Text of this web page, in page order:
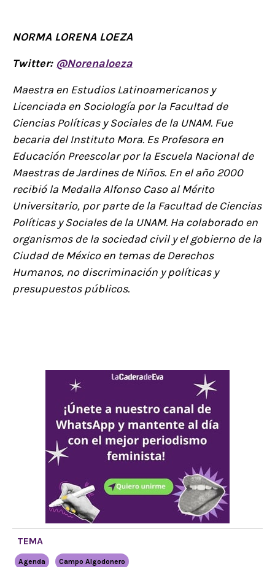
NORMA LORENA LOEZA
Twitter: @Norenaloeza
Maestra en Estudios Latinoamericanos y
Licenciada en Sociología por la Facultad de
Ciencias Políticas y Sociales de la UNAM. Fue
becaria del Instituto Mora. Es Profesora en
Educación Preescolar por la Escuela Nacional de
Maestras de Jardines de Niños. En el año 2000
recibió la Medalla Alfonso Caso al Mérito
Universitario, por parte de la Facultad de Ciencias
Políticas y Sociales de la UNAM. Ha colaborado en
organismos de la sociedad civil y el gobierno de la
Ciudad de México en temas de Derechos
Humanos, no discriminación y políticas y
presupuestos públicos.
TEMA
Agenda Campo Algodonero